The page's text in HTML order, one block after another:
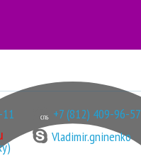
+7 (812) 409-96-57
Vladimir.gninenko